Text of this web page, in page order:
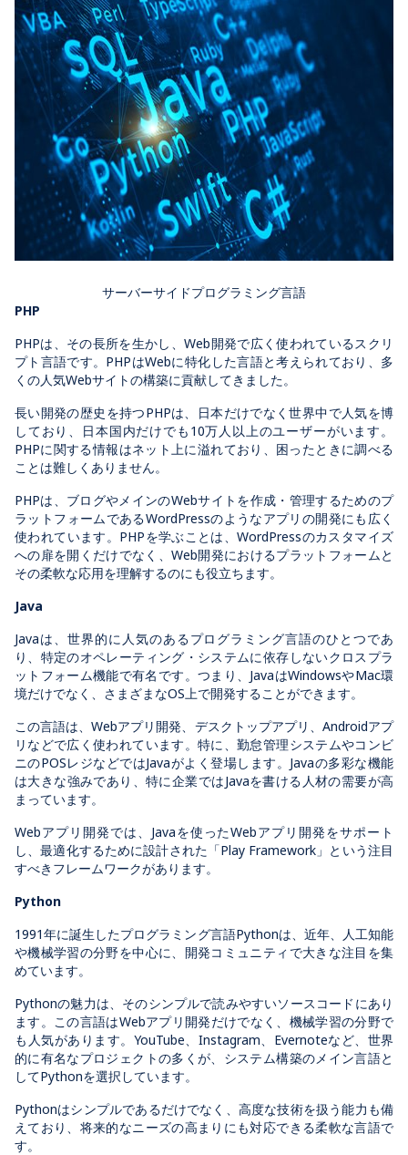
サーバーサイドプログラミング言語
PHP
PHPは、その長所を生かし、Web開発で広く使われているスクリ
プト言語です。PHPはWebに特化した言語と考えられており、多
くの人気Webサイトの構築に貢献してきました。
長い開発の歴史を持つPHPは、日本だけでなく世界中で人気を博
しており、日本国内だけでも10万人以上のユーザーがいます。
PHPに関する情報はネット上に溢れており、困ったときに調べる
ことは難しくありません。
PHPは、ブログやメインのWebサイトを作成・管理するためのプ
ラットフォームであるWordPressのようなアプリの開発にも広く
使われています。PHPを学ぶことは、WordPressのカスタマイズ
への扉を開くだけでなく、Web開発におけるプラットフォームと
その柔軟な応用を理解するのにも役立ちます。
Java
Javaは、世界的に人気のあるプログラミング言語のひとつであ
り、特定のオペレーティング・システムに依存しないクロスプラ
ットフォーム機能で有名です。つまり、JavaはWindowsやMac環
境だけでなく、さまざまなOS上で開発することができます。
この言語は、Webアプリ開発、デスクトップアプリ、Androidアプ
リなどで広く使われています。特に、勤怠管理システムやコンビ
ニのPOSレジなどではJavaがよく登場します。Javaの多彩な機能
は大きな強みであり、特に企業ではJavaを書ける人材の需要が高
まっています。
Webアプリ開発では、Javaを使ったWebアプリ開発をサポート
し、最適化するために設計された「Play Framework」という注目
すべきフレームワークがあります。
Python
1991年に誕生したプログラミング言語Pythonは、近年、人工知能
や機械学習の分野を中心に、開発コミュニティで大きな注目を集
めています。
Pythonの魅力は、そのシンプルで読みやすいソースコードにあり
ます。この言語はWebアプリ開発だけでなく、機械学習の分野で
も人気があります。YouTube、Instagram、Evernoteなど、世界
的に有名なプロジェクトの多くが、システム構築のメイン言語と
してPythonを選択しています。
Pythonはシンプルであるだけでなく、高度な技術を扱う能力も備
えており、将来的なニーズの高まりにも対応できる柔軟な言語で
す。